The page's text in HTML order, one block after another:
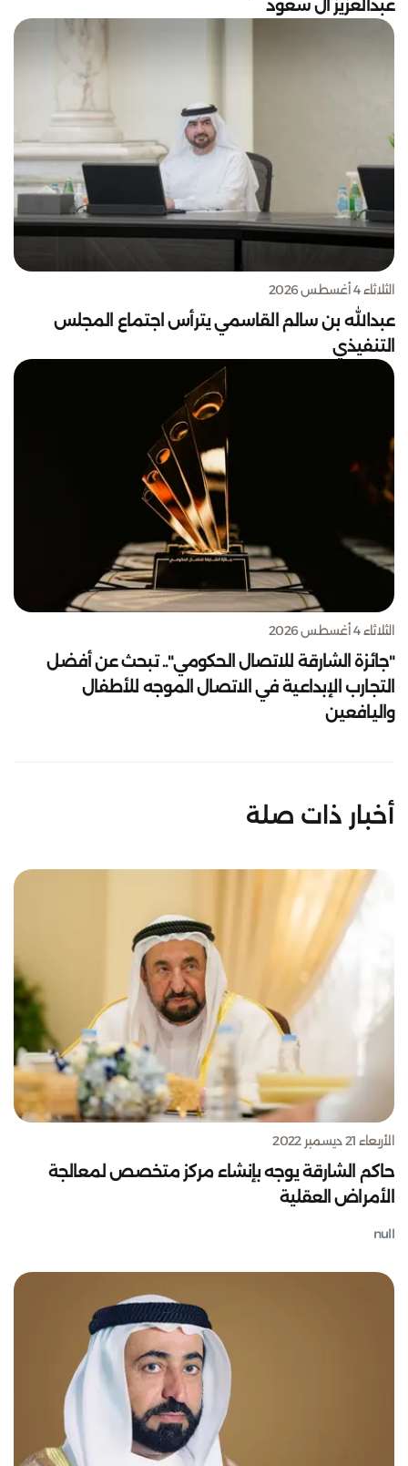
عبدالعزيز آل سعود
الثلاثاء 4 أغسطس 2026
عبدالله بن سالم القاسمي يترأس اجتماع المجلس
التنفيذي
الثلاثاء 4 أغسطس 2026
"جائزة الشارقة للاتصال الحكومي".. تبحث عن أفضل
التجارب الإبداعية في الاتصال الموجه للأطفال
واليافعين
أخبار ذات صلة
الأربعاء 21 ديسمبر 2022
حاكم الشارقة يوجه بإنشاء مركز متخصص لمعالجة
الأمراض العقلية
null